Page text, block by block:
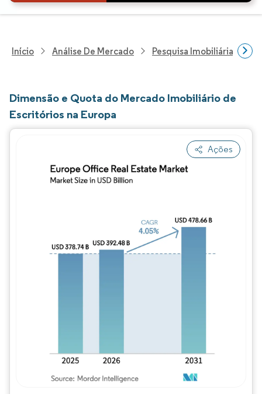
Início Análise De Mercado Pesquisa Imobiliária E De
Dimensão e Quota do Mercado Imobiliário de
Escritórios na Europa
Ações